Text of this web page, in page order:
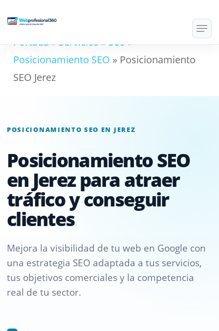
to
main
content
Menu
Portada » Servicios » Seo »
Posicionamiento SEO » Posicionamiento
SEO Jerez
POSICIONAMIENTO SEO EN JEREZ
Posicionamiento SEO
en Jerez para atraer
tráfico y conseguir
clientes
Mejora la visibilidad de tu web en Google con
una estrategia SEO adaptada a tus servicios,
tus objetivos comerciales y la competencia
real de tu sector.